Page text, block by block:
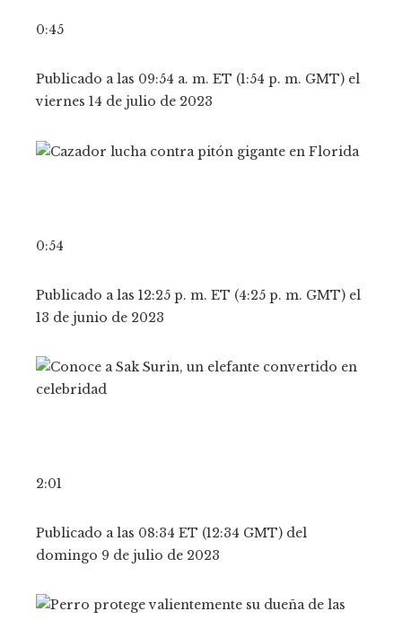
0:45
Publicado a las 09:54 a. m. ET (1:54 p. m. GMT) el
viernes 14 de julio de 2023
0:54
Publicado a las 12:25 p. m. ET (4:25 p. m. GMT) el
13 de junio de 2023
2:01
Publicado a las 08:34 ET (12:34 GMT) del
domingo 9 de julio de 2023